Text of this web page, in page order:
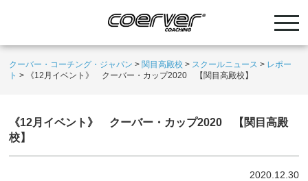
クーバー・コーチング・ジャパン > 関目高殿校 > スクールニュース > レポー
ト > 《12月イベント》 クーバー・カップ2020 【関目高殿校】
《12月イベント》 クーバー・カップ2020 【関目高殿
校】
2020.12.30